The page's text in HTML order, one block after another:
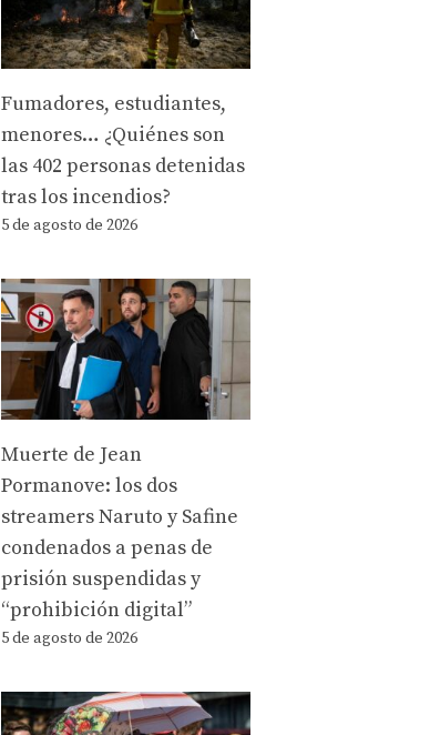
Fumadores, estudiantes,
menores… ¿Quiénes son
las 402 personas detenidas
tras los incendios?
5 de agosto de 2026
Muerte de Jean
Pormanove: los dos
streamers Naruto y Safine
condenados a penas de
prisión suspendidas y
“prohibición digital”
5 de agosto de 2026